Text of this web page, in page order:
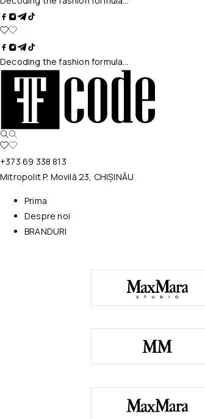
Decoding the fashion formula…
+373 69 338 813
Mitropolit P. Movilă 23, CHIȘINĂU
Prima
Despre noi
BRANDURI